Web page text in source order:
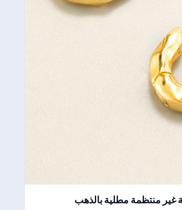
منتظمة مطلية بالذهب